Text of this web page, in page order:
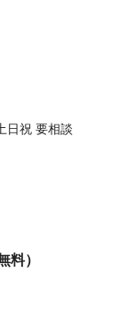
日祝 要相談
料）